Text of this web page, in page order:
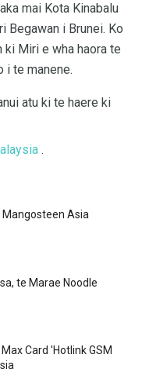
mai Kota Kinabalu
Begawan i Brunei. Ko
ki Miri e wha haora te
i te manene.
atu ki te haere ki
.
Mangosteen Asia
te Marae Noodle
Card 'Hotlink GSM